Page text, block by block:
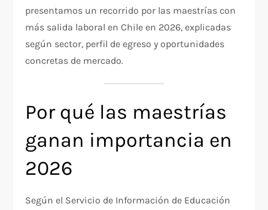
presentamos un recorrido por las maestrías con
más salida laboral en Chile en 2026, explicadas
según sector, perfil de egreso y oportunidades
concretas de mercado.
Por qué las maestrías
ganan importancia en
2026
Según el Servicio de Información de Educación